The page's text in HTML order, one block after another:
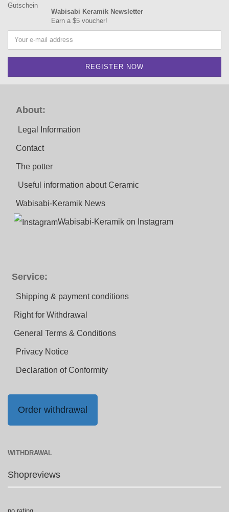
https://www.google.de/intl/de/policies/privacy/
Wabisabi Keramik Newsletter
Earn a $5 voucher!
About:
Legal Information
Contact
The potter
Useful information about Ceramic
Wabisabi-Keramik News
Wabisabi-Keramik on Instagram
Service:
Shipping & payment conditions
Right for Withdrawal
General Terms & Conditions
Privacy Notice
Declaration of Conformity
Order withdrawal
WITHDRAWAL
Shopreviews